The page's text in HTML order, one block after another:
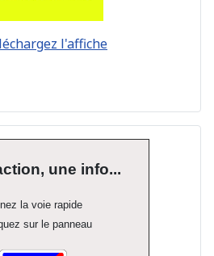
l'affiche
une info...
la voie rapide
sur le panneau